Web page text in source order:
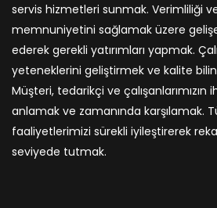
servis hizmetleri sunmak. Verimliliği
memnuniyetini sağlamak üzere
ederek gerekli yatırımları yapmak.
yeteneklerini geliştirmek ve kalite
Müşteri, tedarikçi ve
anlamak ve zamanında karşılamak.
faaliyetlerimizi sürekli iyileştirerek
seviyede tutmak.